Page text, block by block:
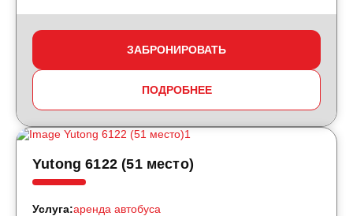
ЗАБРОНИРОВАТЬ
ПОДРОБНЕЕ
Yutong 6122 (51 место)
Услуга:аренда автобуса